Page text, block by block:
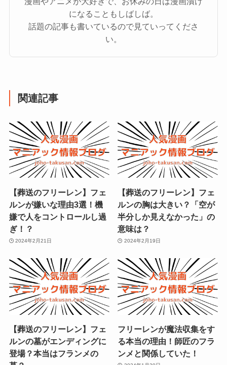
になることもしばしば。
話題の記事も書いているので見ていってくださ
い。
関連記事
【葬送のフリーレン】フェ
ルンが嫌いな理由3選！機
嫌で人をコントロールし過
ぎ！？
2024年2月21日
【葬送のフリーレン】フェ
ルンの胸は大きい？「空が
半分しか見えなかった」の
意味は？
2024年2月19日
【葬送のフリーレン】フェ
ルンの墓がエンディングに
登場？本当はフランメの
フリーレンが魔法収集をす
る本当の理由！師匠のフラ
ンメと関係していた！